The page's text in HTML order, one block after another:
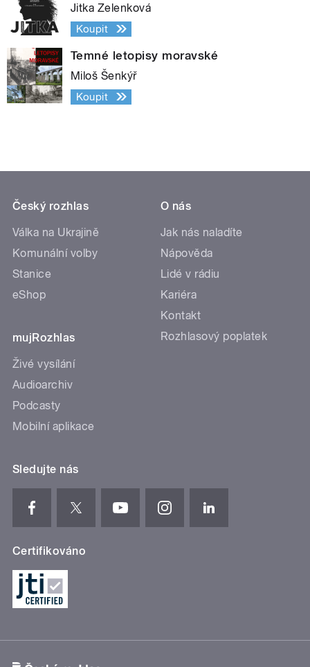
Jitka Zelenková
Koupit
Temné letopisy moravské
Miloš Šenkýř
Koupit
Český rozhlas
Válka na Ukrajině
Komunální volby
Stanice
eShop
mujRozhlas
Živé vysílání
Audioarchiv
Podcasty
Mobilní aplikace
O nás
Jak nás naladíte
Nápověda
Lidé v rádiu
Kariéra
Kontakt
Rozhlasový poplatek
Sledujte nás
Certifikováno